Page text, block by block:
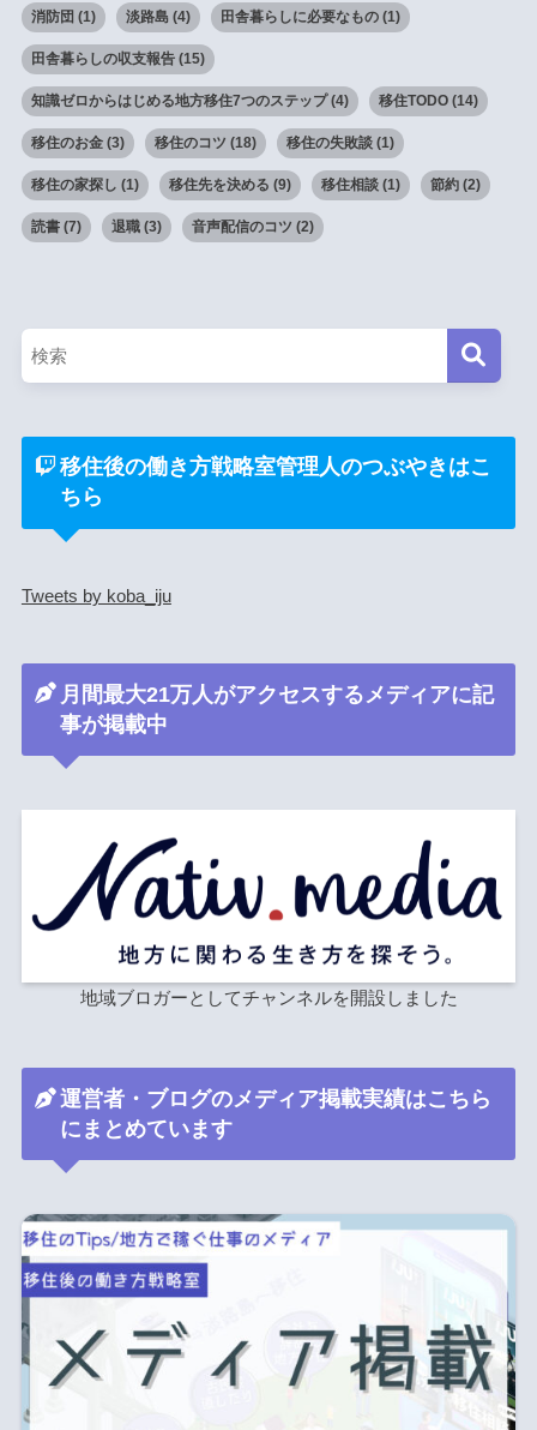
消防団 (1) 淡路島(4) 田舎暮らしに必要なもの(1)
田舎暮らしの収支報告(15)
知識ゼロからはじめる地方移住7つのステップ(4) 移住TODO(14)
移住のお金(3) 移住のコツ (18) 移住の失敗談(1)
移住の家探し (1) 移住先を決める (9) 移住相談(1) 節約(2)
読書(7) 退職(3) 音声配信のコツ (2)
移住後の働き方戦略室管理人のつぶやきはこ
ちら
Tweets by koba_iju
月間最大21万人がアクセスするメディアに記
事が掲載中
地域ブロガーとしてチャンネルを開設しました
運営者・ブログのメディア掲載実績はこちら
にまとめています